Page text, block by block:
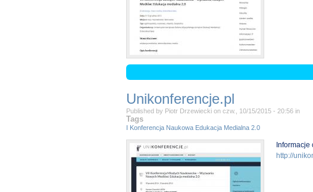
Unikonferencje.pl
Published by Piotr Drzewiecki on czw., 10/15/2015 - 20:56 in
Tags
I Konferencja Naukowa Edukacja Medialna 2.0
Informacje
http://